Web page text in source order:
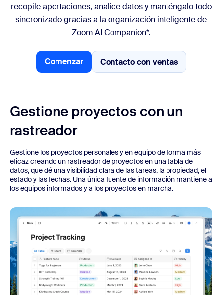
recopile aportaciones, analice datos y manténgalo todo
sincronizado gracias a la organización inteligente de
Zoom AI Companion*.
Comenzar
Comenzar
Contacto con ventas
Contacto con ventas
Gestione proyectos con un
rastreador
Gestione los proyectos personales y en equipo de forma más
eficaz creando un rastreador de proyectos en una tabla de
datos, que dé una visibilidad clara de las tareas, la propiedad, el
estado y las fechas. Una única fuente de información mantiene a
los equipos informados y a los proyectos en marcha.